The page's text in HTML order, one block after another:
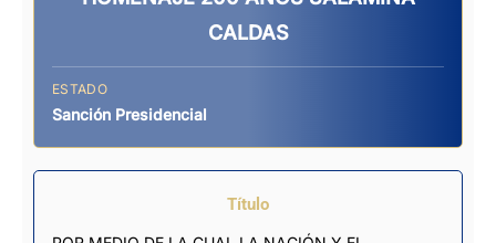
CALDAS
ESTADO
Sanción Presidencial
Título